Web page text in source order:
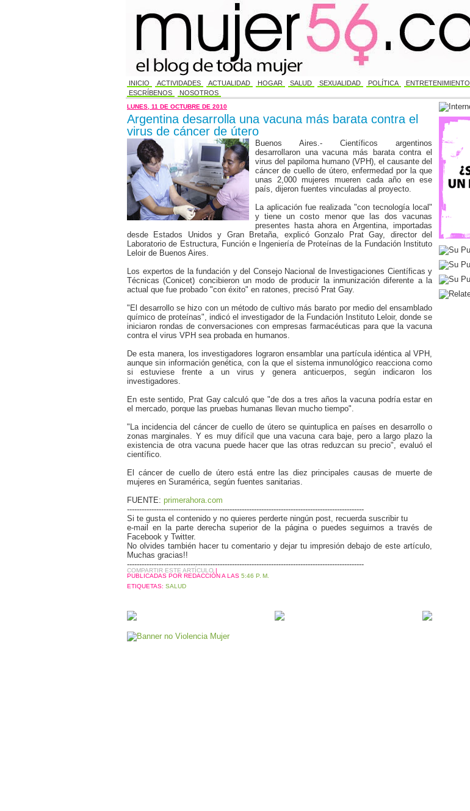
INICIO ACTIVIDADES ACTUALIDAD HOGAR SALUD SEXUALIDAD POLÍTICA ENTRETENIMIENTO
ESCRÍBENOS
NOSOTROS
LUNES, 11 DE OCTUBRE DE 2010
Argentina desarrolla una vacuna más barata contra el
virus de cáncer de útero
Buenos Aires.- Científicos argentinos
desarrollaron una vacuna más barata contra el
virus del papiloma humano (VPH), el causante del
cáncer de cuello de útero, enfermedad por la que
unas 2,000 mujeres mueren cada año en ese
país, dijeron fuentes vinculadas al proyecto.
La aplicación fue realizada "con tecnología local"
y tiene un costo menor que las dos vacunas
presentes hasta ahora en Argentina, importadas
desde Estados Unidos y Gran Bretaña, explicó Gonzalo Prat Gay, director del
Laboratorio de Estructura, Función e Ingeniería de Proteínas de la Fundación Instituto
Leloir de Buenos Aires.
Los expertos de la fundación y del Consejo Nacional de Investigaciones Científicas y
Técnicas (Conicet) concibieron un modo de producir la inmunización diferente a la
actual que fue probado "con éxito" en ratones, precisó Prat Gay.
"El desarrollo se hizo con un método de cultivo más barato por medio del ensamblado
químico de proteínas", indicó el investigador de la Fundación Instituto Leloir, donde se
iniciaron rondas de conversaciones con empresas farmacéuticas para que la vacuna
contra el virus VPH sea probada en humanos.
De esta manera, los investigadores lograron ensamblar una partícula idéntica al VPH,
aunque sin información genética, con la que el sistema inmunológico reacciona como
si estuviese frente a un virus y genera anticuerpos, según indicaron los
investigadores.
En este sentido, Prat Gay calculó que "de dos a tres años la vacuna podría estar en
el mercado, porque las pruebas humanas llevan mucho tiempo".
"La incidencia del cáncer de cuello de útero se quintuplica en países en desarrollo o
zonas marginales. Y es muy difícil que una vacuna cara baje, pero a largo plazo la
existencia de otra vacuna puede hacer que las otras reduzcan su precio", evaluó el
científico.
El cáncer de cuello de útero está entre las diez principales causas de muerte de
mujeres en Suramérica, según fuentes sanitarias.
FUENTE: primerahora.com
-------------------------------------------------------------------------------------------------
Si te gusta el contenido y no quieres perderte ningún post, recuerda suscribir tu
e-mail en la parte derecha superior de la página o puedes seguirnos a través de
Facebook y Twitter.
No olvides también hacer tu comentario y dejar tu impresión debajo de este artículo,
Muchas gracias!!
-------------------------------------------------------------------------------------------------
COMPARTIR ESTE ARTÍCULO|
PUBLICADAS POR REDACCIÓNA LAS 5:46 P. M.
ETIQUETAS: SALUD